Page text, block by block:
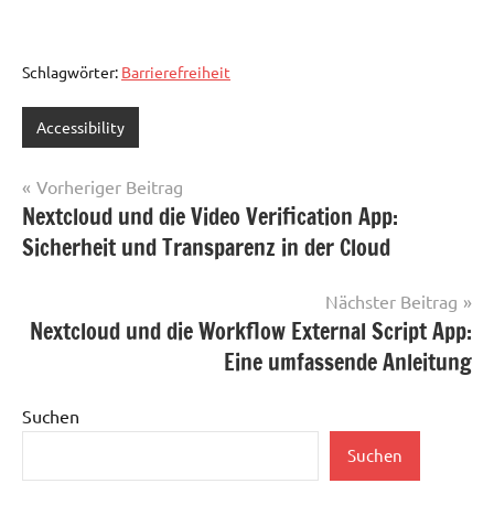
Schlagwörter: Barrierefreiheit
Accessibility
Beitragsnavigation
Vorheriger Beitrag
Nextcloud und die Video Verification App:
Sicherheit und Transparenz in der Cloud
Nächster Beitrag
Nextcloud und die Workflow External Script App:
Eine umfassende Anleitung
Suchen
Suchen